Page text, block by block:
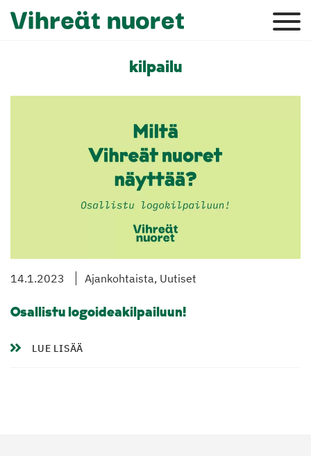
kilpailu
14.1.2023 Ajankohtaista, Uutiset
Osallistu logoideakilpailuun!
LUE LISÄÄ